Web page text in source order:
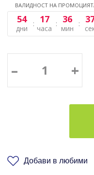
ВАЛИДНОСТ НА
54
дни
17
часа
36
мин
– +
Добави в любими